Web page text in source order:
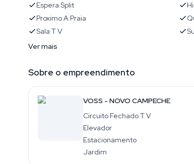
Espera Split
Proximo A Praia
Sala T V
Ver mais
Sobre o empreendimento
VOSS - NOVO CAMPECHE
Circuito Fechado T V
Elevador
Estacionamento
Jardim